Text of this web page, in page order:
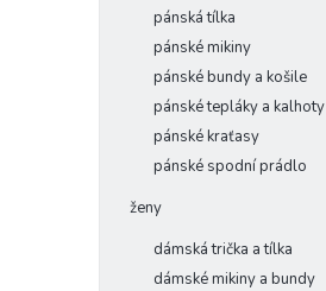
pánská tílka
pánské mikiny
pánské bundy a košile
pánské tepláky a kalhoty
pánské kraťasy
pánské spodní prádlo
ženy
dámská trička a tílka
dámské mikiny a bundy